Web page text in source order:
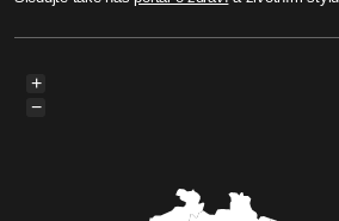
Milovníci fotografií si v sídle
přijdou na své. Až do konce
přízemí budovy B a také o dvě
zasedací místností, k vidění
Syndikát novinářů.